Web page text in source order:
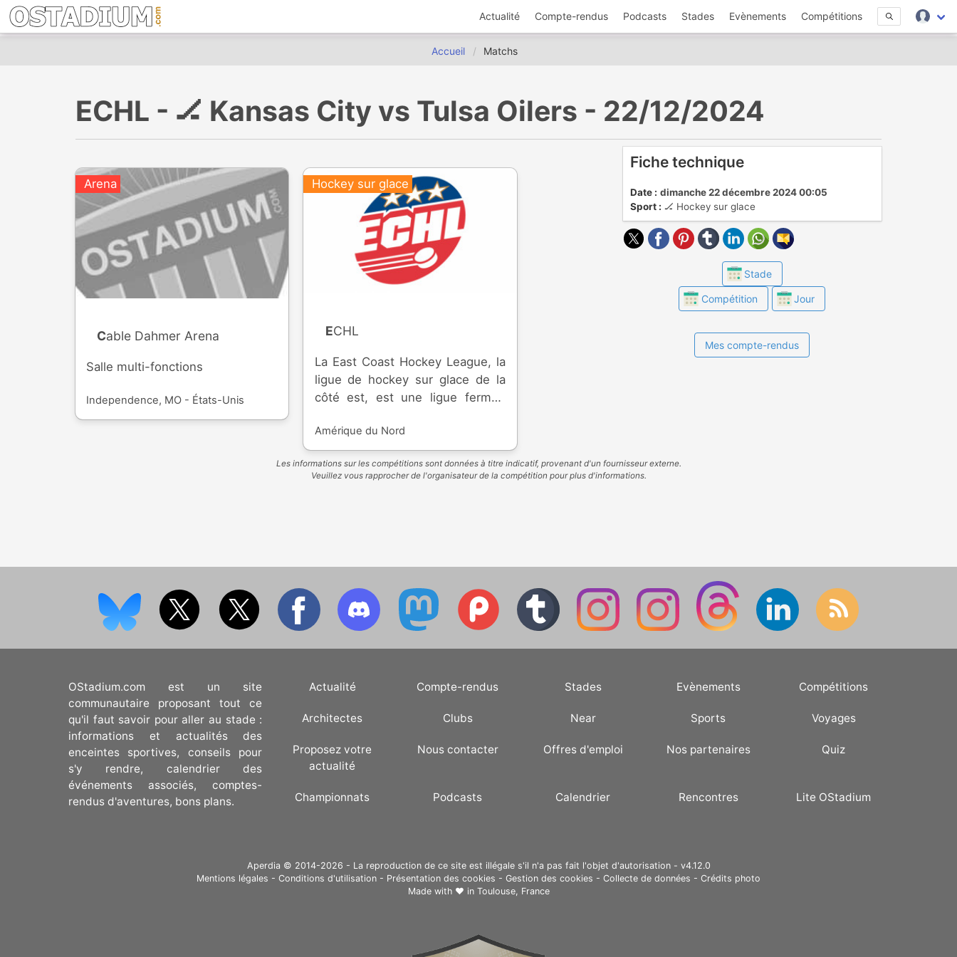
Actualité Compte-rendus Podcasts Stades Evènements Compétitions
Accueil Matchs
ECHL - 🏒 Kansas City vs Tulsa Oilers - 22/12/2024
Arena
Cable Dahmer Arena
Salle multi-fonctions
Independence, MO - États-Unis
Hockey sur glace
ECHL
La East Coast Hockey League, la
ligue de hockey sur glace de la
côté est, est une ligue fermée
Princeton, dans le New Jersey et
créée en 1988. Elle est formée de
franchises aux Etats-Unis et au
Amérique du Nord
Fiche technique
Date : dimanche 22 décembre 2024 00:05
Sport : 🏒 Hockey sur glace
Stade
Compétition Jour
Mes compte-rendus
Les informations sur les compétitions sont données à titre indicatif, provenant d'un fournisseur externe.
Veuillez vous rapprocher de l'organisateur de la compétition pour plus d'informations.
OStadium.com est un site
communautaire proposant tout ce
qu'il faut savoir pour aller au stade :
informations et actualités des
enceintes sportives, conseils pour
s'y rendre, calendrier des
événements associés, comptes-
rendus d'aventures, bons plans.
Actualité Compte-rendus Stades Evènements Compétitions
Architectes Clubs Near Sports Voyages
Proposez votre
actualité
Nous contacter Offres d'emploi Nos partenaires Quiz
Championnats Podcasts Calendrier Rencontres Lite OStadium
Aperdia © 2014-2026 - La reproduction de ce site est illégale s'il n'a pas fait l'objet d'autorisation - v4.12.0
Mentions légales - Conditions d'utilisation - Présentation des cookies - Gestion des cookies - Collecte de données - Crédits photo
Made with ❤ in Toulouse, France